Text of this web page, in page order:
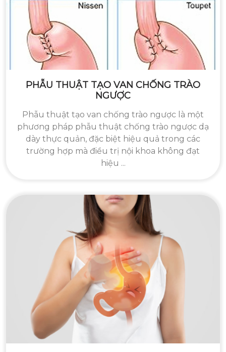
PHẪU THUẬT TẠO VAN CHỐNG TRÀO
NGƯỢC
Phẫu thuật tạo van chống trào ngược là một
phương pháp phẫu thuật chống trào ngược dạ
dày thực quản, đặc biệt hiệu quả trong các
trường hợp mà điều trị nội khoa không đạt
hiệu ...